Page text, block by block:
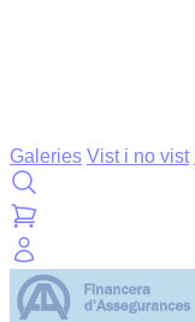
Galeries Vist i no vist